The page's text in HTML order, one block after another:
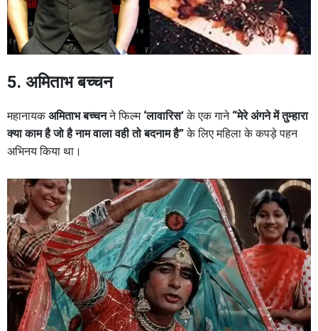
5. अमिताभ बच्चन
महानायकअमिताभ बच्चनने फिल्म ‘लावारिस’के एक गाने “मेरे अंगने में तुम्हारा
क्या काम है जो है नाम वाला वही तो बदनाम है”के लिए महिला के कपड़े पहन
अभिनय किया था।